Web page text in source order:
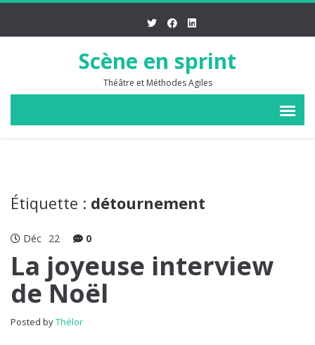
Scène en sprint
Théâtre et Méthodes Agiles
Étiquette : détournement
Déc 22 0
La joyeuse interview
de Noël
Posted byThélor